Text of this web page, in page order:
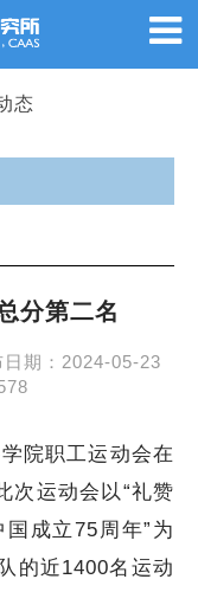
态
分第二名
期： 2024-05-23
院职工运动会在
次运动会以“礼赞
成立75周年”为
的近1400名运动